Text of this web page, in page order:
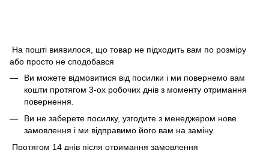
На пошті виявилося, що товар не підходить вам по розміру
або просто не сподобався
Ви можете відмовитися від посилки і ми повернемо вам
кошти протягом 3-ох робочих днів з моменту отримання
повернення.
Ви не заберете посилку, узгодите з менеджером нове
замовлення і ми відправимо його вам на заміну.
Протягом 14 днів після отримання замовлення